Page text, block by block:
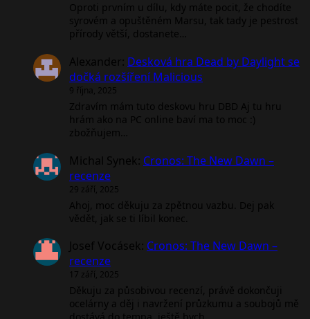
Oproti prvním u dílu, kdy máte pocit, že chodíte
syrovém a opuštěném Marsu, tak tady je pestrost
přírody větší, dostanete…
Alexander: Desková hra Dead by Daylight se
dočká rozšíření Malicious
9 října, 2025
Zdravím mám tuto deskovu hru DBD Aj tu hru
hrám ako na PC online baví ma to moc :)
zbožňujem…
Michal Synek: Cronos: The New Dawn –
recenze
29 září, 2025
Ahoj, moc děkuju za zpětnou vazbu. Dej pak
vědět, jak se ti líbil konec.
Josef Vocásek: Cronos: The New Dawn –
recenze
17 září, 2025
Děkuju za působivou recenzí, právě dokončuji
ocelárny a děj i navržení průzkumu a soubojů mě